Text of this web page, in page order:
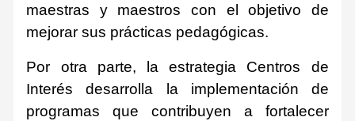
maestras y maestros con el objetivo de
mejorar sus prácticas pedagógicas.
Por otra parte, la estrategia Centros de
Interés desarrolla la implementación de
programas que contribuyen a fortalecer